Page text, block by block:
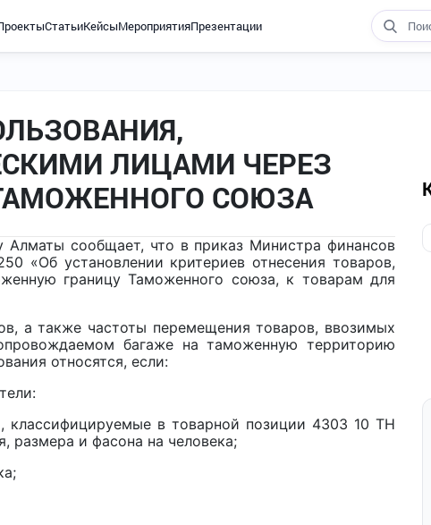
СтатьиКейсыМероприятияПрезентации
ЛИЦАМИ ЧЕРЕЗ
СОЮЗА
Алматы сообщает, что в приказ Министра финансов
«Об установлении критериев отнесения товаров,
границу Таможенного союза, к товарам для
а также частоты перемещения товаров, ввозимых
багаже на таможенную территорию
относятся, если:
в товарной позиции 4303 10 ТН
размера и фасона на человека;